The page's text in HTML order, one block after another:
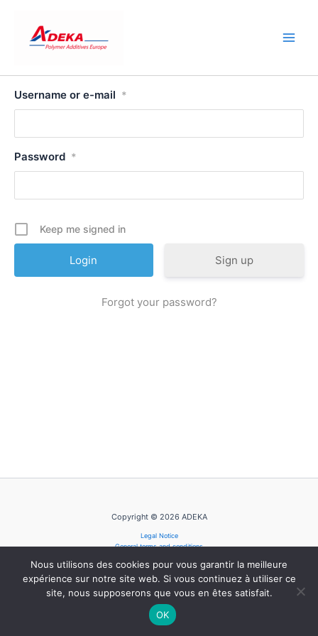
content
Username or e-mail *
Password *
Keep me signed in
Sign up
Forgot your password?
Copyright © 2026 ADEKA
Legal Notice
General terms and conditions
Cookie Policy
Nous utilisons des cookies pour vous garantir la meilleure
expérience sur notre site web. Si vous continuez à utiliser ce
site, nous supposerons que vous en êtes satisfait.
OK